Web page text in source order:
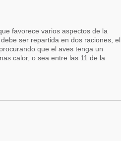
favorece varios aspectos de la
ser repartida en dos raciones, el
que el aves tenga un
calor, o sea entre las 11 de la